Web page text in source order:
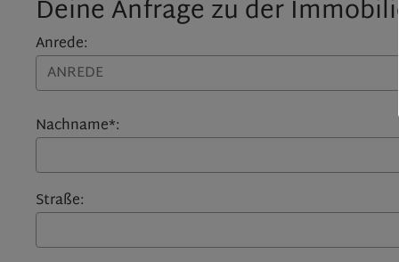
Deine Anfrage zu der
Anrede:
Nachname*:
Straße: